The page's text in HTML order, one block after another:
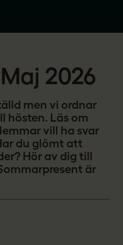
2026
men vi ordnar
hösten. Läs om
vill ha svar
du glömt att
Hör av dig till
är